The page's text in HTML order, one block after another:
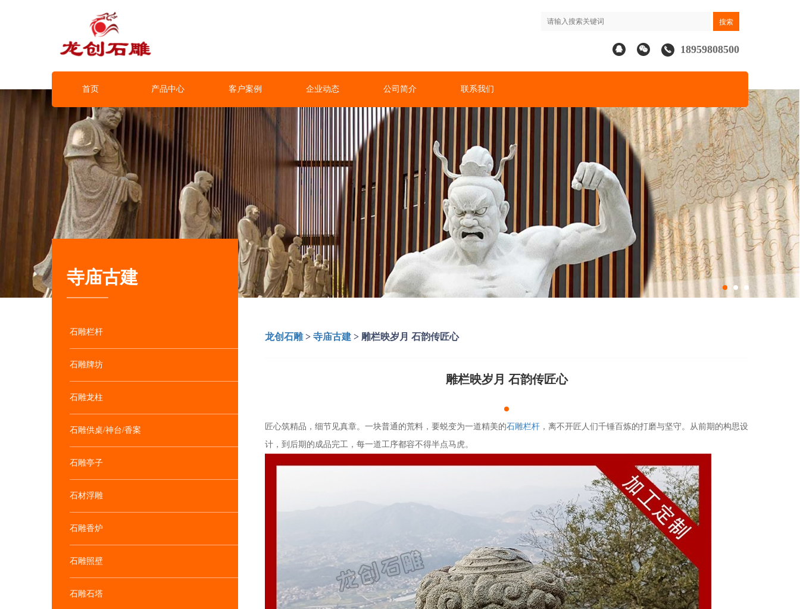
18959808500
首页 产品中心 客户案例 企业动态 公司简介 联系我们
寺庙古建
石雕栏杆
石雕牌坊
石雕龙柱
石雕供桌/神台/香案
石雕亭子
石材浮雕
石雕香炉
石雕照壁
石雕石塔
龙创石雕 > 寺庙古建 > 雕栏映岁月 石韵传匠心
雕栏映岁月 石韵传匠心
匠心筑精品，细节见真章。一块普通的荒料，要蜕变为一道精美的石雕栏杆 ，离不开匠人们千锤百炼的打磨与坚守。从前期的构思设
计，到后期的成品完工，每一道工序都容不得半点马虎。